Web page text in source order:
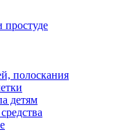
простуде
полоскания
детям